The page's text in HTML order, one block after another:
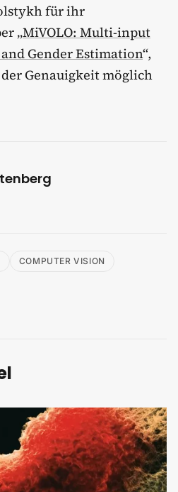
für ihr
„MiVOLO: Multi-input
Gender Estimation“,
Genauigkeit möglich
COMPUTER VISION